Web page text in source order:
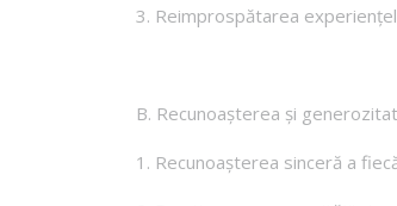
3. Reimprospătarea
B. Recunoașterea și
1. Recunoașterea sinceră a